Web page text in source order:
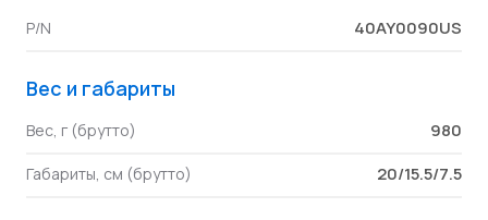
P/N 40AY0090US
Вес и габариты
Вес, г (брутто) 980
Габариты, см (брутто) 20/15.5/7.5